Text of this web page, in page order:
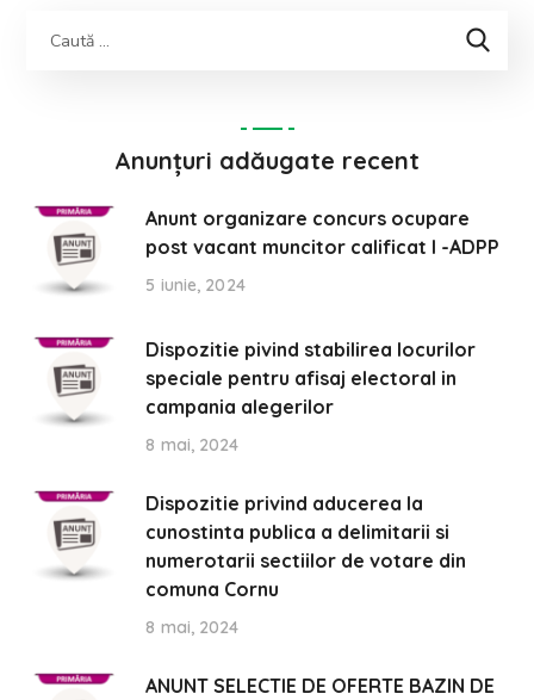
Anunțuri adăugate recent
Anunt organizare concurs ocupare
post vacant muncitor calificat I -ADPP
5 iunie, 2024
Dispozitie pivind stabilirea locurilor
speciale pentru afisaj electoral in
campania alegerilor
8 mai, 2024
Dispozitie privind aducerea la
cunostinta publica a delimitarii si
numerotarii sectiilor de votare din
comuna Cornu
8 mai, 2024
ANUNT SELECTIE DE OFERTE BAZIN DE